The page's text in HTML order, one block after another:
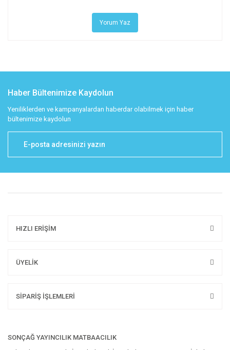
Yorum Yaz
Haber Bültenimize Kaydolun
Yeniliklerden ve kampanyalardan haberdar olabilmek için haber
bültenimize kaydolun
HIZLI ERİŞİM
ÜYELİK
SİPARİŞ İŞLEMLERİ
SONÇAĞ YAYINCILIK MATBAACILIK